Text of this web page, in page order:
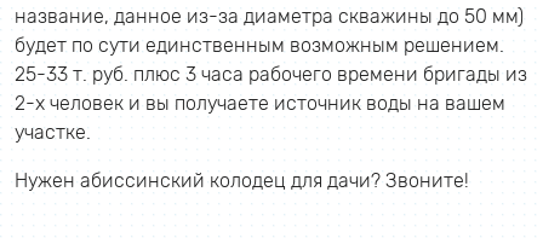
название, данное из-за диаметра скважины до 50 мм)
будет по сути единственным возможным решением.
25-33 т. руб. плюс 3 часа рабочего времени бригады из
2-х человек и вы получаете источник воды на вашем
участке.
Нужен абиссинский колодец для дачи? Звоните!